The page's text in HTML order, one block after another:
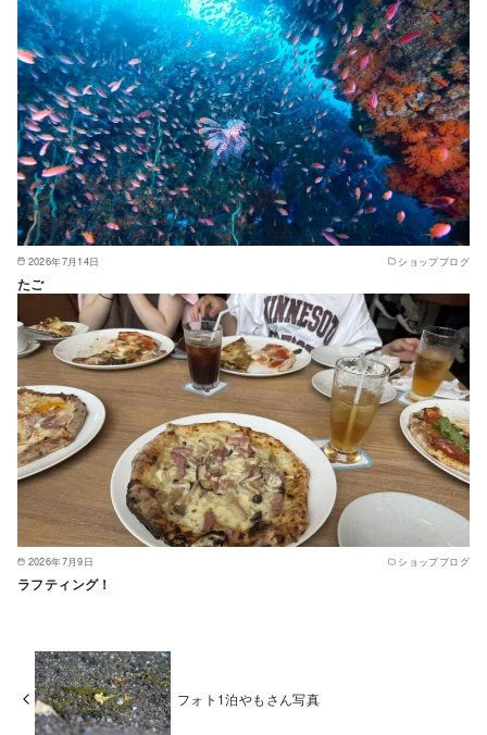
2026年7月14日 ショップブログ
たご
2026年7月9日 ショップブログ
ラフティング！
フォト1泊やもさん写真